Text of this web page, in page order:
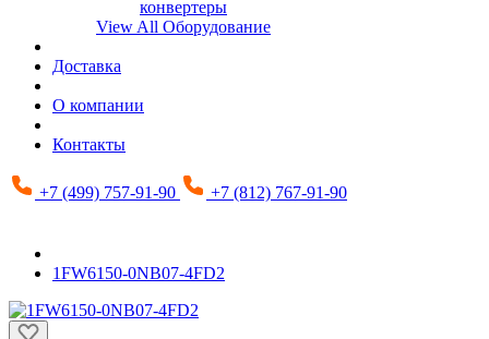
конвертеры
View All Оборудование
Доставка
О компании
Контакты
+7 (499) 757-91-90 +7 (812) 767-91-90
1FW6150-0NB07-4FD2